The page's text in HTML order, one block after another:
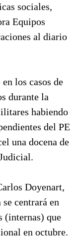
sociales,
Equipos
al diario
los casos de
durante la
habiendo
del PE
una docena de
Doyenart,
centrará en
(internas) que
en octubre.